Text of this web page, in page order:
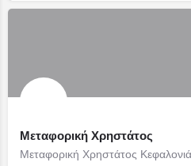
Μεταφορική Χρηστάτος
Μεταφορική Χρηστάτος